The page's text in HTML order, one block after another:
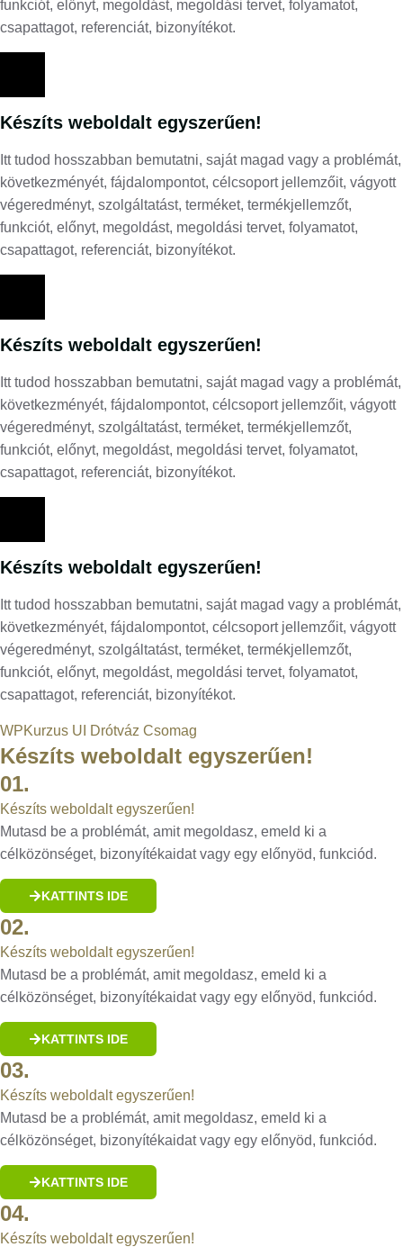
funkciót, előnyt, megoldást, megoldási tervet, folyamatot,
csapattagot, referenciát, bizonyítékot.
Készíts weboldalt egyszerűen!
Itt tudod hosszabban bemutatni, saját magad vagy a problémát,
következményét, fájdalompontot, célcsoport jellemzőit, vágyott
végeredményt, szolgáltatást, terméket, termékjellemzőt,
funkciót, előnyt, megoldást, megoldási tervet, folyamatot,
csapattagot, referenciát, bizonyítékot.
Készíts weboldalt egyszerűen!
Itt tudod hosszabban bemutatni, saját magad vagy a problémát,
következményét, fájdalompontot, célcsoport jellemzőit, vágyott
végeredményt, szolgáltatást, terméket, termékjellemzőt,
funkciót, előnyt, megoldást, megoldási tervet, folyamatot,
csapattagot, referenciát, bizonyítékot.
Készíts weboldalt egyszerűen!
Itt tudod hosszabban bemutatni, saját magad vagy a problémát,
következményét, fájdalompontot, célcsoport jellemzőit, vágyott
végeredményt, szolgáltatást, terméket, termékjellemzőt,
funkciót, előnyt, megoldást, megoldási tervet, folyamatot,
csapattagot, referenciát, bizonyítékot.
WPKurzus UI Drótváz Csomag
Készíts weboldalt egyszerűen!
01.
Készíts weboldalt egyszerűen!
Mutasd be a problémát, amit megoldasz, emeld ki a
célközönséget, bizonyítékaidat vagy egy előnyöd, funkciód.
KATTINTS IDE
02.
Készíts weboldalt egyszerűen!
Mutasd be a problémát, amit megoldasz, emeld ki a
célközönséget, bizonyítékaidat vagy egy előnyöd, funkciód.
KATTINTS IDE
03.
Készíts weboldalt egyszerűen!
Mutasd be a problémát, amit megoldasz, emeld ki a
célközönséget, bizonyítékaidat vagy egy előnyöd, funkciód.
KATTINTS IDE
04.
Készíts weboldalt egyszerűen!